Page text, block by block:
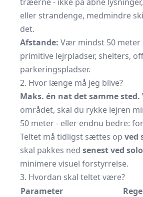
eller strandenge, medmindre
det.
Afstande: Vær mindst 50 meter
primitive lejrpladser, shelters,
parkeringspladser.
2. Hvor længe må jeg blive?
Maks. én nat det samme sted.
området, skal du rykke lejren
50 meter - eller endnu bedre:
Teltet må tidligst sættes op ved
skal pakkes ned senest ved
minimere visuel forstyrrelse.
3. Hvordan skal teltet være?
Parameter